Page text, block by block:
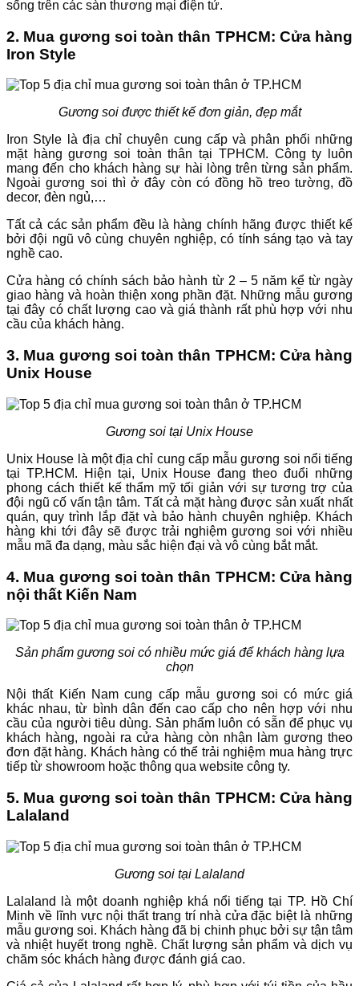
sống trên các sàn thương mại điện tử.
2. Mua gương soi toàn thân TPHCM: Cửa hàng
Iron Style
Gương soi được thiết kế đơn giản, đẹp mắt
Iron Style là địa chỉ chuyên cung cấp và phân phối những
mặt hàng gương soi toàn thân tại TPHCM. Công ty luôn
mang đến cho khách hàng sự hài lòng trên từng sản phẩm.
Ngoài gương soi thì ở đây còn có đồng hồ treo tường, đồ
decor, đèn ngủ,…
Tất cả các sản phẩm đều là hàng chính hãng được thiết kế
bởi đội ngũ vô cùng chuyên nghiệp, có tính sáng tạo và tay
nghề cao.
Cửa hàng có chính sách bảo hành từ 2 – 5 năm kể từ ngày
giao hàng và hoàn thiện xong phần đặt. Những mẫu gương
tại đây có chất lượng cao và giá thành rất phù hợp với nhu
cầu của khách hàng.
3. Mua gương soi toàn thân TPHCM: Cửa hàng
Unix House
Gương soi tại Unix House
Unix House là một địa chỉ cung cấp mẫu gương soi nổi tiếng
tại TP.HCM. Hiện tại, Unix House đang theo đuổi những
phong cách thiết kế thẩm mỹ tối giản với sự tương trợ của
đội ngũ cố vấn tận tâm. Tất cả mặt hàng được sản xuất nhất
quán, quy trình lắp đặt và bảo hành chuyên nghiệp. Khách
hàng khi tới đây sẽ được trải nghiệm gương soi với nhiều
mẫu mã đa dạng, màu sắc hiện đại và vô cùng bắt mắt.
4. Mua gương soi toàn thân TPHCM: Cửa hàng
nội thất Kiến Nam
Sản phẩm gương soi có nhiều mức giá để khách hàng lựa
chọn
Nội thất Kiến Nam cung cấp mẫu gương soi có mức giá
khác nhau, từ bình dân đến cao cấp cho nên hợp với nhu
cầu của người tiêu dùng. Sản phẩm luôn có sẵn để phục vụ
khách hàng, ngoài ra cửa hàng còn nhận làm gương theo
đơn đặt hàng. Khách hàng có thể trải nghiệm mua hàng trực
tiếp từ showroom hoặc thông qua website công ty.
5. Mua gương soi toàn thân TPHCM: Cửa hàng
Lalaland
Gương soi tại Lalaland
Lalaland là một doanh nghiệp khá nổi tiếng tại TP. Hồ Chí
Minh về lĩnh vực nội thất trang trí nhà cửa đặc biệt là những
mẫu gương soi. Khách hàng đã bị chinh phục bởi sự tận tâm
và nhiệt huyết trong nghề. Chất lượng sản phẩm và dịch vụ
chăm sóc khách hàng được đánh giá cao.